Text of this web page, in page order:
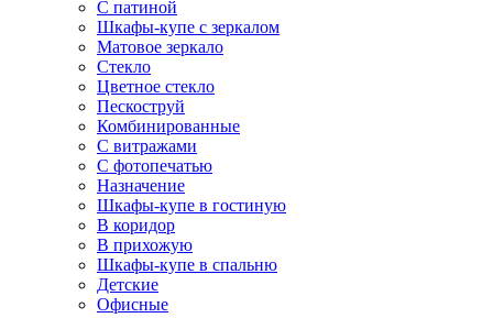
С патиной
Шкафы-купе с зеркалом
Матовое зеркало
Стекло
Цветное стекло
Пескоструй
Комбинированные
С витражами
С фотопечатью
Назначение
Шкафы-купе в гостиную
В коридор
В прихожую
Шкафы-купе в спальню
Детские
Офисные